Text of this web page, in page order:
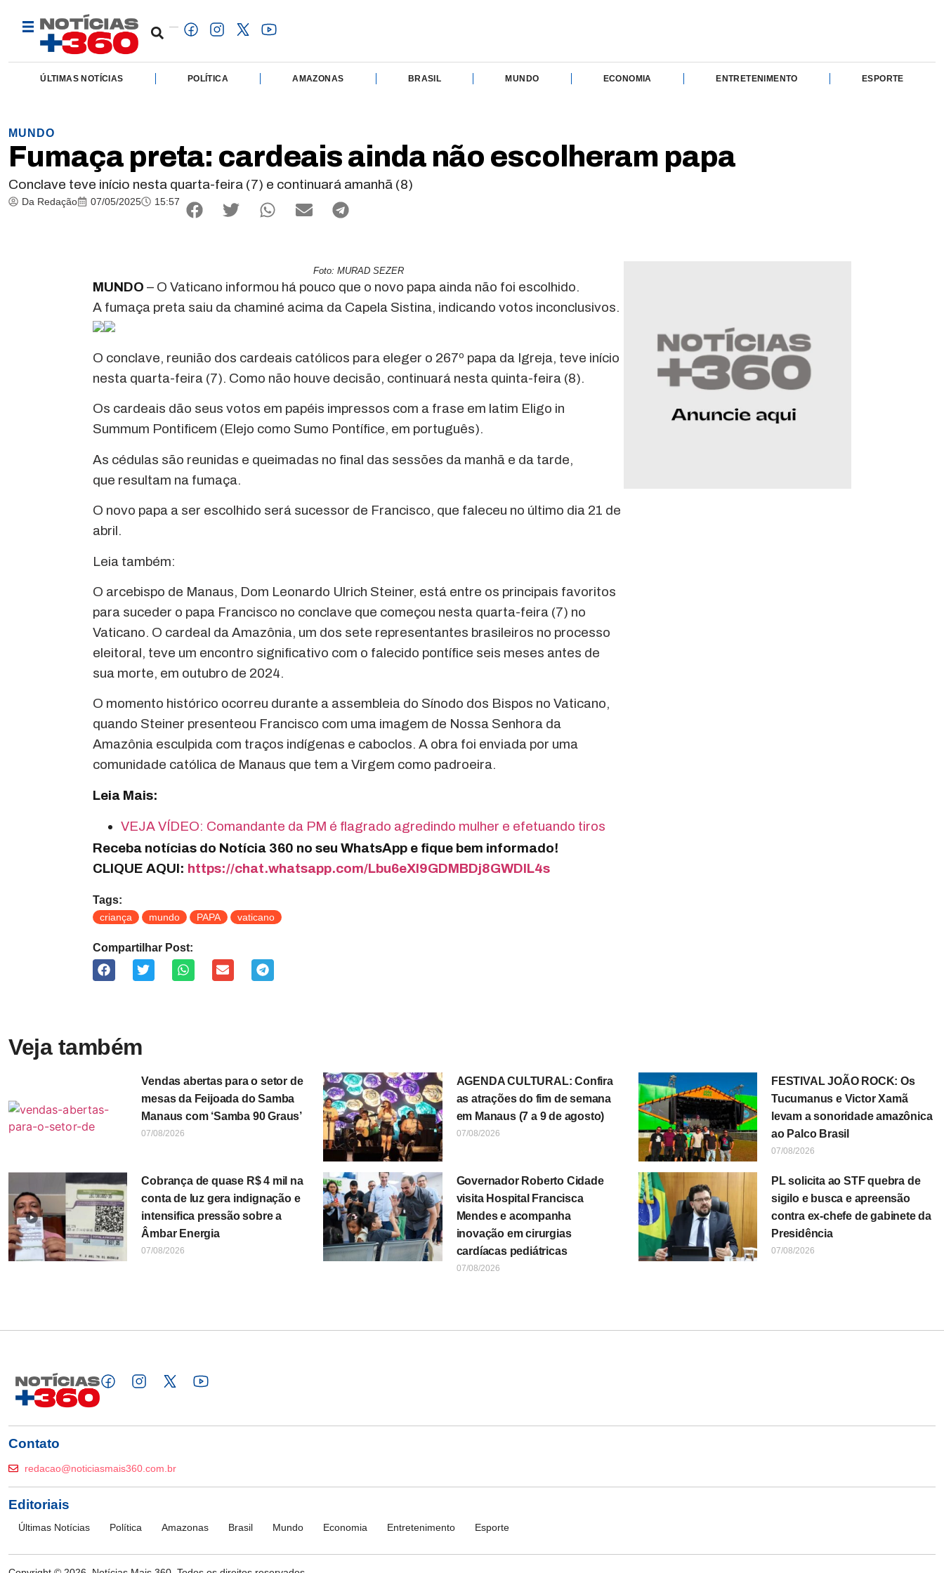
ÚLTIMAS NOTÍCIAS POLÍTICA AMAZONAS BRASIL MUNDO ECONOMIA ENTRETENIMENTO ESPORTE
MUNDO
Fumaça preta: cardeais ainda não escolheram papa
Conclave teve início nesta quarta-feira (7) e continuará amanhã (8)
Da Redação 07/05/2025 15:57
Foto: MURAD SEZER
MUNDO – O Vaticano informou há pouco que o novo papa ainda não foi escolhido.
A fumaça preta saiu da chaminé acima da Capela Sistina, indicando votos inconclusivos.
O conclave, reunião dos cardeais católicos para eleger o 267º papa da Igreja, teve início
nesta quarta-feira (7). Como não houve decisão, continuará nesta quinta-feira (8).
Os cardeais dão seus votos em papéis impressos com a frase em latim Eligo in
Summum Pontificem (Elejo como Sumo Pontífice, em português).
As cédulas são reunidas e queimadas no final das sessões da manhã e da tarde,
que resultam na fumaça.
O novo papa a ser escolhido será sucessor de Francisco, que faleceu no último dia 21 de
abril.
Leia também:
O arcebispo de Manaus, Dom Leonardo Ulrich Steiner, está entre os principais favoritos
para suceder o papa Francisco no conclave que começou nesta quarta-feira (7) no
Vaticano. O cardeal da Amazônia, um dos sete representantes brasileiros no processo
eleitoral, teve um encontro significativo com o falecido pontífice seis meses antes de
sua morte, em outubro de 2024.
O momento histórico ocorreu durante a assembleia do Sínodo dos Bispos no Vaticano,
quando Steiner presenteou Francisco com uma imagem de Nossa Senhora da
Amazônia esculpida com traços indígenas e caboclos. A obra foi enviada por uma
comunidade católica de Manaus que tem a Virgem como padroeira.
Leia Mais:
VEJA VÍDEO: Comandante da PM é flagrado agredindo mulher e efetuando tiros
Receba notícias do Notícia 360 no seu WhatsApp e fique bem informado!
CLIQUE AQUI: https://chat.whatsapp.com/Lbu6eXI9GDMBDj8GWDIL4s
Tags:
criança mundo PAPA vaticano
Compartilhar Post:
Veja também
Vendas abertas para o setor de
mesas da Feijoada do Samba
Manaus com ‘Samba 90 Graus’
07/08/2026
AGENDA CULTURAL: Confira
as atrações do fim de semana
em Manaus (7 a 9 de agosto)
07/08/2026
FESTIVAL JOÃO ROCK: Os
Tucumanus e Victor Xamã
levam a sonoridade amazônica
ao Palco Brasil
07/08/2026
Cobrança de quase R$ 4 mil na
conta de luz gera indignação e
intensifica pressão sobre a
Âmbar Energia
07/08/2026
Governador Roberto Cidade
visita Hospital Francisca
Mendes e acompanha
inovação em cirurgias
cardíacas pediátricas
07/08/2026
PL solicita ao STF quebra de
sigilo e busca e apreensão
contra ex-chefe de gabinete da
Presidência
07/08/2026
Contato
redacao@noticiasmais360.com.br
Editoriais
Últimas Notícias Política Amazonas Brasil Mundo Economia Entretenimento Esporte